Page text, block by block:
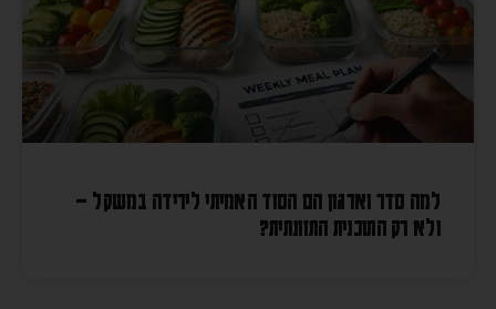
למה סדר וארגון הם הסוד האמיתי לירידה במשקל –
ולא רק התוכנית התזונתית?